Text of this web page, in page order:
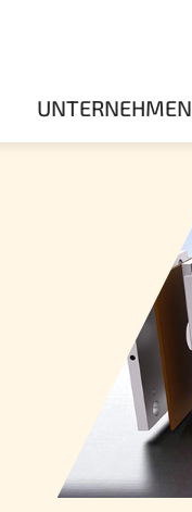
UNTERNEHMEN